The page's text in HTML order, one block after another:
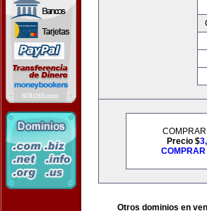
Precio $
Otros dominios en